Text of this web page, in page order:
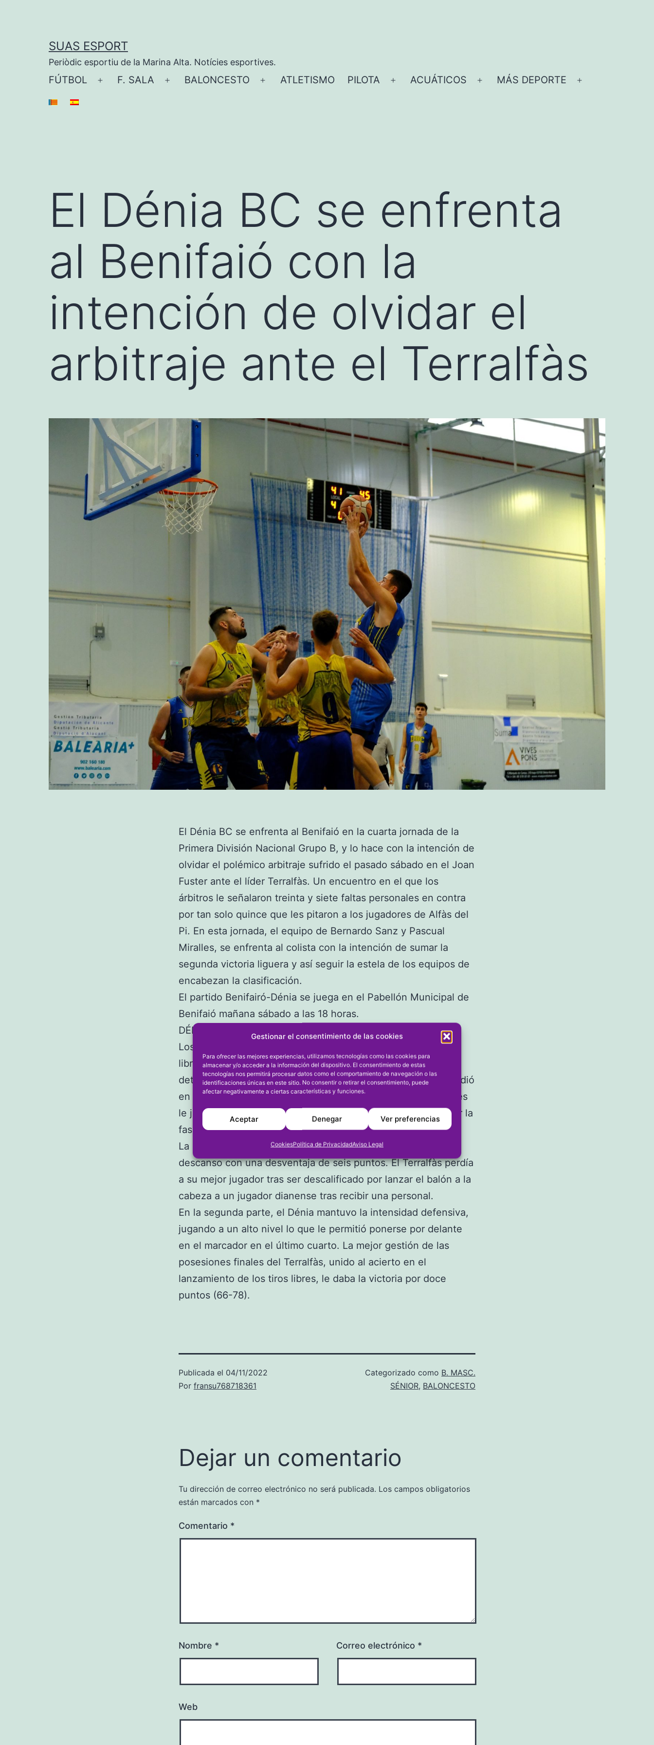
Gestionar el consentimiento de las cookies
Para ofrecer las mejores experiencias, utilizamos tecnologías como las cookies para
almacenar y/o acceder a la información del dispositivo. El consentimiento de estas
tecnologías nos permitirá procesar datos como el comportamiento de navegación o las
identificaciones únicas en este sitio. No consentir o retirar el consentimiento, puede
afectar negativamente a ciertas características y funciones.
Aceptar Denegar Ver preferencias
CookiesPolítica de PrivacidadAviso Legal
SUAS ESPORT
Periòdic esportiu de la Marina Alta. Notícies esportives.
FÚTBOL
Abrir
F. SALA
Abrir
BALONCESTO
Abrir
ATLETISMO PILOTA
Abrir
ACUÁTICOS
Abrir
MÁS DEPORTE
El Dénia BC se enfrenta
al Benifaió con la
intención de olvidar el
arbitraje ante el Terralfàs
El Dénia BC se enfrenta al Benifaió en la cuarta jornada de la
Primera División Nacional Grupo B, y lo hace con la intención de
olvidar el polémico arbitraje sufrido el pasado sábado en el Joan
Fuster ante el líder Terralfàs. Un encuentro en el que los
árbitros le señalaron treinta y siete faltas personales en contra
por tan solo quince que les pitaron a los jugadores de Alfàs del
Pi. En esta jornada, el equipo de Bernardo Sanz y Pascual
Miralles, se enfrenta al colista con la intención de sumar la
segunda victoria liguera y así seguir la estela de los equipos de
encabezan la clasificación.
El partido Benifairó-Dénia se juega en el Pabellón Municipal de
Benifaió mañana sábado a las 18 horas.
DÉNIA 66, TERRALFÀS 78
Los treinta y un puntos anotados por el Terralfàs en los tiros
libres, diecisiete de ellos en el último cuarto, fueron
determinantes para ganar al Dénia, en un partido que se decidió
en los últimos dos minutos. Hasta ese momento, los dianenses
le jugaron de tú a tú a uno de los grandes favoritos para jugar la
fase de ascenso a la Liga EBA.
La primera mitad estuvo igualada y el Dénia se marchaba al
descanso con una desventaja de seis puntos. El Terralfàs perdía
a su mejor jugador tras ser descalificado por lanzar el balón a la
cabeza a un jugador dianense tras recibir una personal.
En la segunda parte, el Dénia mantuvo la intensidad defensiva,
jugando a un alto nivel lo que le permitió ponerse por delante
en el marcador en el último cuarto. La mejor gestión de las
posesiones finales del Terralfàs, unido al acierto en el
lanzamiento de los tiros libres, le daba la victoria por doce
puntos (66-78).
Publicada el 04/11/2022
Por fransu768718361
Categorizado como B. MASC.
SÉNIOR, BALONCESTO
Dejar un comentario
Tu dirección de correo electrónico no será publicada. Los campos obligatorios
están marcados con *
Comentario *
Nombre * Correo electrónico *
Web